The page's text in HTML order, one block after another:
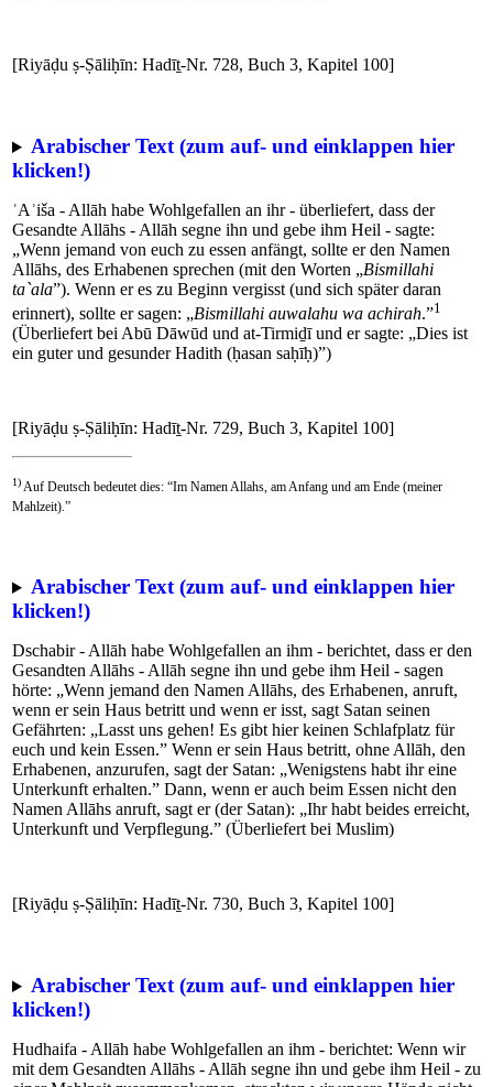
[Riyāḍu ṣ-Ṣāliḥīn: Hadīṯ-Nr. 728, Buch 3, Kapitel 100]
Arabischer Text (zum auf- und einklappen hier
klicken!)
ʿAʾiša - Allāh habe Wohlgefallen an ihr - überliefert, dass der
Gesandte Allāhs - Allāh segne ihn und gebe ihm Heil - sagte:
„Wenn jemand von euch zu essen anfängt, sollte er den Namen
Allāhs, des Erhabenen sprechen (mit den Worten „Bismillahi
ta`ala”). Wenn er es zu Beginn vergisst (und sich später daran
erinnert), sollte er sagen: „Bismillahi auwalahu wa achirah.”1
(Überliefert bei Abū Dāwūd und at-Tirmiḏī und er sagte: „Dies ist
ein guter und gesunder Hadith (ḥasan saḥīḥ)”)
[Riyāḍu ṣ-Ṣāliḥīn: Hadīṯ-Nr. 729, Buch 3, Kapitel 100]
1)Auf Deutsch bedeutet dies: “Im Namen Allahs, am Anfang und am Ende (meiner
Mahlzeit).”
Arabischer Text (zum auf- und einklappen hier
klicken!)
Dschabir - Allāh habe Wohlgefallen an ihm - berichtet, dass er den
Gesandten Allāhs - Allāh segne ihn und gebe ihm Heil - sagen
hörte: „Wenn jemand den Namen Allāhs, des Erhabenen, anruft,
wenn er sein Haus betritt und wenn er isst, sagt Satan seinen
Gefährten: „Lasst uns gehen! Es gibt hier keinen Schlafplatz für
euch und kein Essen.” Wenn er sein Haus betritt, ohne Allāh, den
Erhabenen, anzurufen, sagt der Satan: „Wenigstens habt ihr eine
Unterkunft erhalten.” Dann, wenn er auch beim Essen nicht den
Namen Allāhs anruft, sagt er (der Satan): „Ihr habt beides erreicht,
Unterkunft und Verpflegung.” (Überliefert bei Muslim)
[Riyāḍu ṣ-Ṣāliḥīn: Hadīṯ-Nr. 730, Buch 3, Kapitel 100]
Arabischer Text (zum auf- und einklappen hier
klicken!)
Hudhaifa - Allāh habe Wohlgefallen an ihm - berichtet: Wenn wir
mit dem Gesandten Allāhs - Allāh segne ihn und gebe ihm Heil - zu